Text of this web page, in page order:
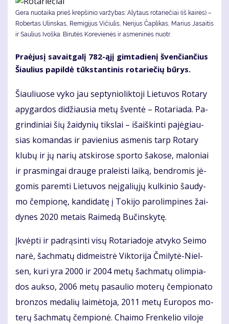
Gera nuotaika prieš krepšinio varžybas: Alytaus rotariečiai (iš kairės) –
Robertas Ulinskas, Remigijus Vičiulis, Nerijus Čaplikas, Marius Jasaitis
ir Saulius Ivoška. Bi­ru­tės Ko­re­vie­nės ir as­me­ni­nės nuotr.
Pra­ėju­sį sa­vait­ga­lį 782-ąjį gim­ta­die­nį šven­čian­čius
Šiau­lius pa­pil­dė tūks­tan­ti­nis ro­ta­rie­čių bū­rys.
Šiau­liuo­se vy­ko jau sep­ty­nio­lik­to­ji Lie­tu­vos Ro­ta­ry
apy­gar­dos di­džiau­sia me­tų šven­tė – Ro­ta­ria­da. Pa­
grin­di­niai šių žai­dy­nių tiks­lai – iš­aiš­kin­ti pa­jė­giau­
sias ko­man­das ir pa­vie­nius as­me­nis tarp Ro­ta­ry
klu­bų ir jų na­rių at­ski­ro­se spor­to ša­ko­se, ma­lo­niai
ir pra­smin­gai drau­ge pra­leis­ti lai­ką, ben­dro­mis jė­
go­mis pa­rem­ti Lie­tu­vos ne­įga­lių­jų kul­ki­nio šau­dy­
mo čem­pio­nę, kan­di­da­tę į To­ki­jo pa­ro­lim­pi­nes žai­
dy­nes 2020 me­tais Rai­me­dą Bu­čins­ky­tę.
Įkvėp­ti ir pa­drą­sin­ti vi­sų Ro­ta­ria­do­je at­vy­ko Sei­mo
na­rė, šach­ma­tų did­meist­rė Vik­to­ri­ja Čmi­ly­tė-Niel­
sen, ku­ri yra 2000 ir 2004 me­tų šach­ma­tų olim­pia­
dos auk­so, 2006 me­tų pa­sau­lio mo­te­rų čem­pio­na­to
bron­zos me­da­lių lai­mė­to­ja, 2011 me­tų Eu­ro­pos mo­
te­rų šach­ma­tų čem­pio­nė. Chai­mo Fren­ke­lio vi­lo­je